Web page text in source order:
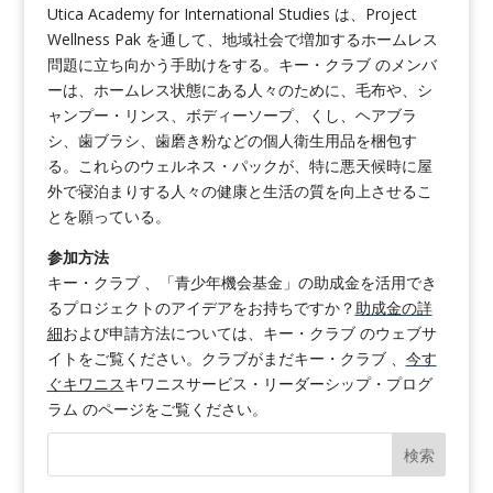
Utica Academy for International Studies は、Project
Wellness Pak を通して、地域社会で増加するホームレス
問題に立ち向かう手助けをする。キー・クラブ のメンバ
ーは、ホームレス状態にある人々のために、毛布や、シ
ャンプー・リンス、ボディーソープ、くし、ヘアブラ
シ、歯ブラシ、歯磨き粉などの個人衛生用品を梱包す
る。これらのウェルネス・パックが、特に悪天候時に屋
外で寝泊まりする人々の健康と生活の質を向上させるこ
とを願っている。
参加方法
キー・クラブ 、「青少年機会基金」の助成金を活用でき
るプロジェクトのアイデアをお持ちですか？助成金の詳
細および申請方法については、キー・クラブ のウェブサ
イトをご覧ください。クラブがまだキー・クラブ 、 今す
ぐキワニスキワニスサービス・リーダーシップ・プログ
ラム のページをご覧ください。
検索